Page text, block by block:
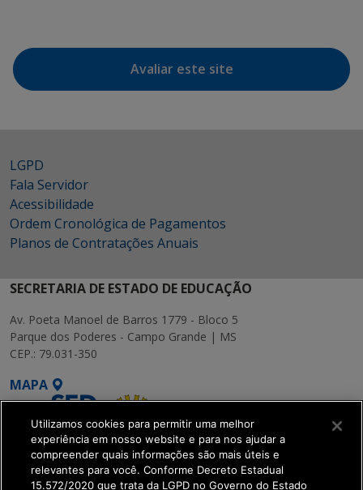
Avaliar este site
LGPD
Fala Servidor
Acessibilidade
Ordem Cronológica de Pagamentos
Planos de Contratações Anuais
SECRETARIA DE ESTADO DE EDUCAÇÃO
Av. Poeta Manoel de Barros 1779 - Bloco 5
Parque dos Poderes - Campo Grande | MS
CEP.: 79.031-350
MAPA
Utilizamos cookies para permitir uma melhor
experiência em nosso website e para nos ajudar a
compreender quais informações são mais úteis e
relevantes para você. Conforme Decreto Estadual
15.572/2020 que trata da LGPD no Governo do Estado